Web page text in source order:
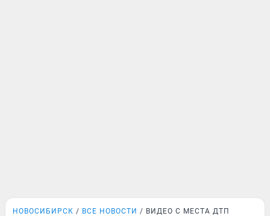
НОВОСИБИРСК ВСЕ НОВОСТИ ВИДЕО С МЕСТА ДТП